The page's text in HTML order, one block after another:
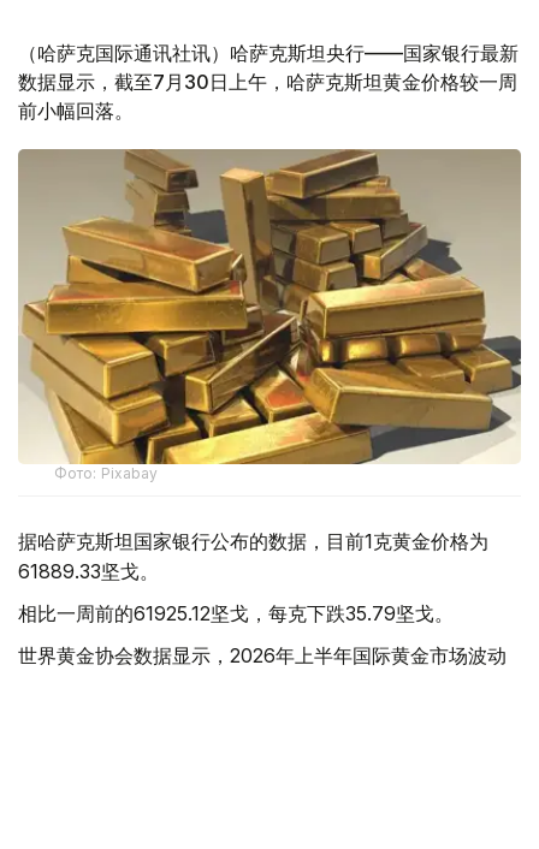
（哈萨克国际通讯社讯）哈萨克斯坦央行——国家银行最新
数据显示，截至7月30日上午，哈萨克斯坦黄金价格较一周
前小幅回落。
Фото: Pixabay
据哈萨克斯坦国家银行公布的数据，目前1克黄金价格为
61889.33坚戈。
相比一周前的61925.12坚戈，每克下跌35.79坚戈。
世界黄金协会数据显示，2026年上半年国际黄金市场波动